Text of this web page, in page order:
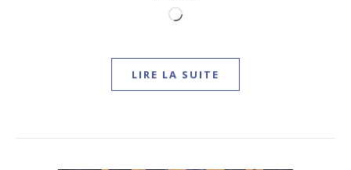
Chargement…
LIRE LA SUITE